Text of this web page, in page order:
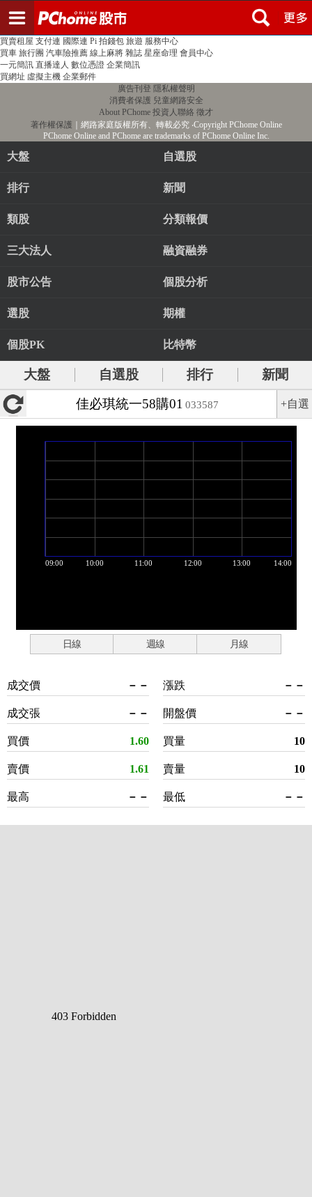
PChome首頁 線上購物 24h購物 書店
買賣租屋 支付連 國際連 Pi 拍錢包 旅遊 服務中心
買車 旅行團 汽車險推薦 線上麻將 雜誌 星座命理 會員中心
一元簡訊 直播達人 數位憑證 企業簡訊
買網址 虛擬主機 企業郵件
廣告刊登 隱私權聲明
消費者保護 兒童網路安全
About PChome 投資人聯絡 徵才
著作權保護 ｜網路家庭版權所有、轉載必究‧Copyright PChome Online
PChome Online and PChome are trademarks of PChome Online Inc.
大盤 自選股
排行 新聞
類股 分類報價
三大法人 融資融券
股市公告 個股分析
選股 期權
個股PK 比特幣
大盤 自選股 排行
新聞
佳必琪統一58購01 033587 +自選
日線 週線 月線
成交價 －－
成交張 －－
買價 1.60
賣價 1.61
最高 －－
漲跌 －－
開盤價 －－
買量 10
賣量 10
最低 －－